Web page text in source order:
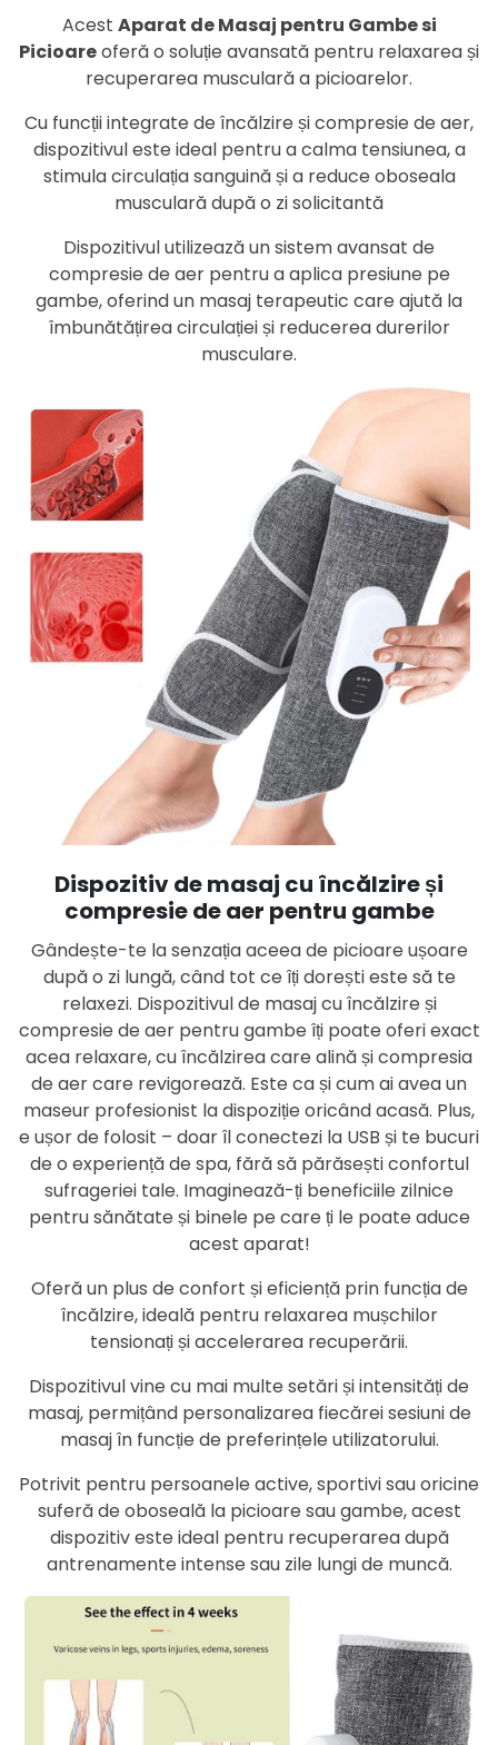
Acest Aparat de Masaj pentru Gambe si
Picioareoferă o soluție avansată pentru relaxarea și
recuperarea musculară a picioarelor.
Cu funcții integrate de încălzire și compresie de aer,
dispozitivul este ideal pentru a calma tensiunea, a
stimula circulația sanguină și a reduce oboseala
musculară după o zi solicitantă
Dispozitivul utilizează un sistem avansat de
compresie de aer pentru a aplica presiune pe
gambe, oferind un masaj terapeutic care ajută la
îmbunătățirea circulației și reducerea durerilor
musculare.
Dispozitiv de masaj cu încălzire și
compresie de aer pentru gambe
Gândește-te la senzația aceea de picioare ușoare
după o zi lungă, când tot ce îți dorești este să te
relaxezi. Dispozitivul de masaj cu încălzire și
compresie de aer pentru gambe îți poate oferi exact
acea relaxare, cu încălzirea care alină și compresia
de aer care revigorează. Este ca și cum ai avea un
maseur profesionist la dispoziție oricând acasă. Plus,
e ușor de folosit – doar îl conectezi la USB și te bucuri
de o experiență de spa, fără să părăsești confortul
sufrageriei tale. Imaginează-ți beneficiile zilnice
pentru sănătate și binele pe care ți le poate aduce
acest aparat!
Oferă un plus de confort și eficiență prin funcția de
încălzire, ideală pentru relaxarea mușchilor
tensionați și accelerarea recuperării.
Dispozitivul vine cu mai multe setări și intensități de
masaj, permițând personalizarea fiecărei sesiuni de
masaj în funcție de preferințele utilizatorului.
Potrivit pentru persoanele active, sportivi sau oricine
suferă de oboseală la picioare sau gambe, acest
dispozitiv este ideal pentru recuperarea după
antrenamente intense sau zile lungi de muncă.